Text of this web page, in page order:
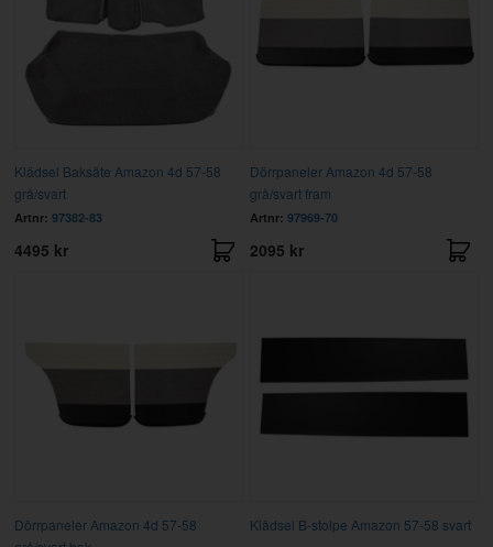
Klädsel Baksäte Amazon 4d 57-58
grå/svart
Artnr: 97382-83
4495 kr
Dörrpaneler Amazon 4d 57-58
grå/svart fram
Artnr: 97969-70
2095 kr
Dörrpaneler Amazon 4d 57-58
Klädsel B-stolpe Amazon 57-58 svart